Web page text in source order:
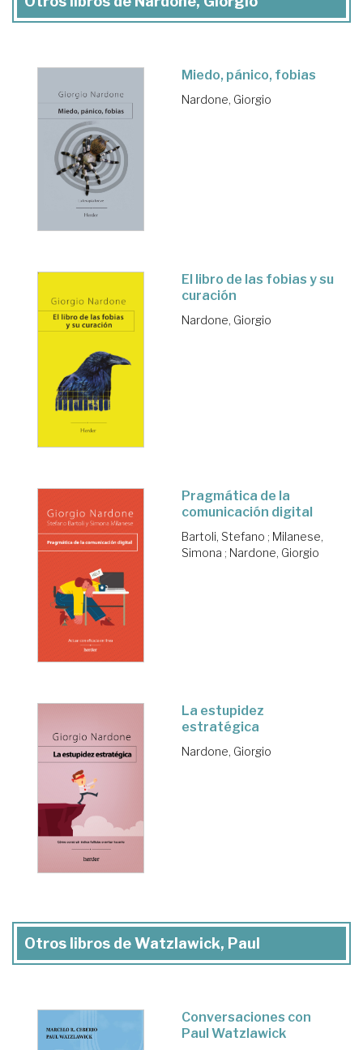
Miedo, pánico, fobias
Nardone, Giorgio
El libro de las fobias y su
curación
Nardone, Giorgio
Pragmática de la
comunicación digital
Bartoli, Stefano ; Milanese,
Simona ; Nardone, Giorgio
La estupidez
estratégica
Nardone, Giorgio
Otros libros de Watzlawick, Paul
Conversaciones con
Paul Watzlawick